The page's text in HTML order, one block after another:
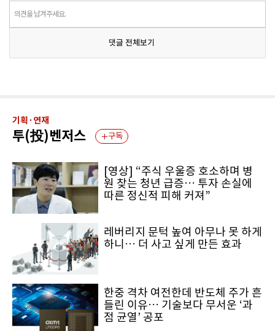
의견을 남겨주세요.
댓글 전체보기
기획·연재
투(投)벤저스 구독
[영상] “주식 우울증 호소하며 병
원 찾는 청년 급증… 투자 손실에
따른 정신적 피해 커져”
레버리지 문턱 높여 아무나 못 하게
하니… 더 사고 싶게 만든 효과
한중 격차 여전한데 반도체 주가 흔
들린 이유… 기술보다 무서운 ‘과
점 균열’ 공포